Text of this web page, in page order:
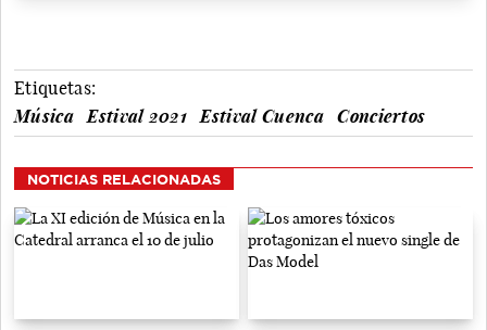
Etiquetas:
Música
Estival 2021 Estival Cuenca Conciertos
NOTICIAS RELACIONADAS